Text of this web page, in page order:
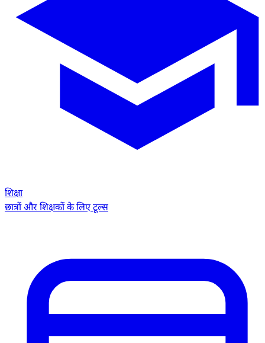
शिक्षा
छात्रों और शिक्षकों के लिए टूल्स